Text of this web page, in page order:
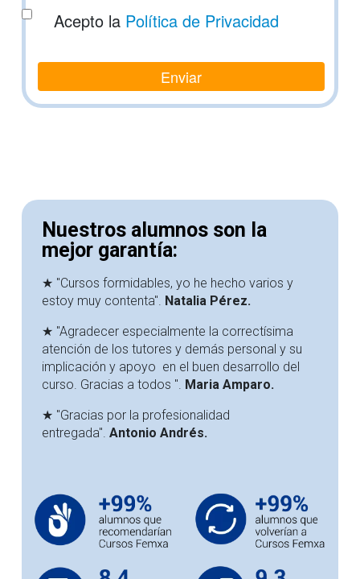
Acepto la Política de Privacidad
Enviar
Nuestros alumnos son la
mejor garantía:
★ "Cursos formidables, yo he hecho varios y
estoy muy contenta". Natalia Pérez.
★ "Agradecer especialmente la correctísima
atención de los tutores y demás personal y su
implicación y apoyo en el buen desarrollo del
curso. Gracias a todos ". Maria Amparo.
★ "Gracias por la profesionalidad
entregada". Antonio Andrés.